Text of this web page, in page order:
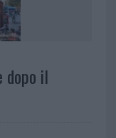
dopo il